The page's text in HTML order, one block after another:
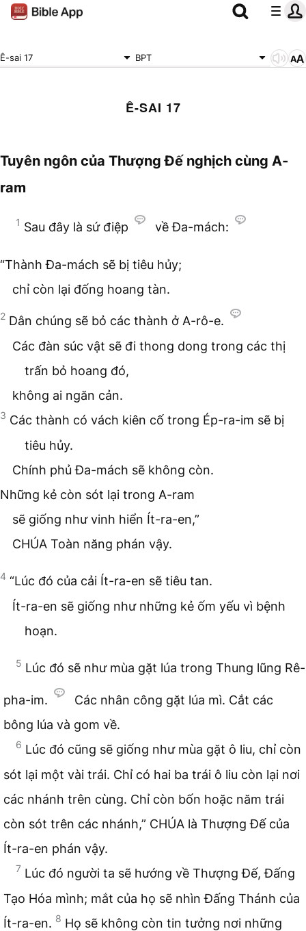
Ê-sai 17 BPT
Ê-SAI 17
Tuyên ngôn của Thượng Đế nghịch cùng A-
ram
1 Sau đây là sứ điệp về Đa-mách:
“Thành Đa-mách sẽ bị tiêu hủy;
chỉ còn lại đống hoang tàn.
2 Dân chúng sẽ bỏ các thành ở A-rô-e.
Các đàn súc vật sẽ đi thong dong trong các thị
trấn bỏ hoang đó,
không ai ngăn cản.
3 Các thành có vách kiên cố trong Ép-ra-im sẽ bị
tiêu hủy.
Chính phủ Đa-mách sẽ không còn.
Những kẻ còn sót lại trong A-ram
sẽ giống như vinh hiển Ít-ra-en,”
CHÚA Toàn năng phán vậy.
4 “Lúc đó của cải Ít-ra-en sẽ tiêu tan.
Ít-ra-en sẽ giống như những kẻ ốm yếu vì bệnh
hoạn.
5 Lúc đó sẽ như mùa gặt lúa trong Thung lũng Rê-
pha-im.
Các nhân công gặt lúa mì. Cắt các
bông lúa và gom về.
6 Lúc đó cũng sẽ giống như mùa gặt ô liu, chỉ còn
sót lại một vài trái. Chỉ có hai ba trái ô liu còn lại nơi
các nhánh trên cùng. Chỉ còn bốn hoặc năm trái
còn sót trên các nhánh,” CHÚA là Thượng Đế của
Ít-ra-en phán vậy.
7 Lúc đó người ta sẽ hướng về Thượng Đế, Đấng
Tạo Hóa mình; mắt của họ sẽ nhìn Đấng Thánh của
Ít-ra-en. 8 Họ sẽ không còn tin tưởng nơi những